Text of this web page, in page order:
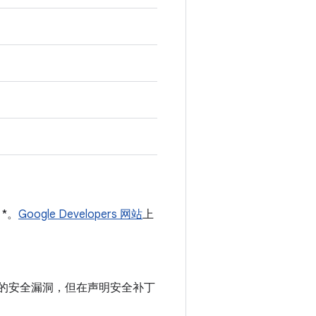
Google Developers 网站上
安全漏洞，但在声明安全补丁